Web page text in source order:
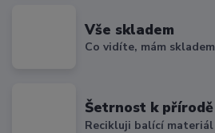
Vše skladem
Co vidíte, mám skladem
Šetrnost k přírodě
Recikluji balící materiál